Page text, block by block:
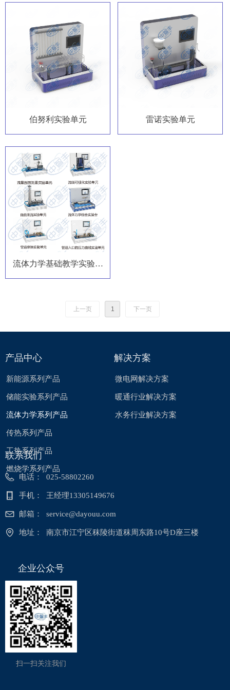
伯努利实验单元 雷诺实验单元
流体力学基础教学实验系
上一页 1 下一页
产品中心
新能源系列产品
储能实验系列产品
流体力学系列产品
传热系列产品
工热系列产品
燃烧学系列产品
解决方案
微电网解决方案
暖通行业解决方案
水务行业解决方案
联系我们
电话： 025-58802260
手机： 王经理13305149676
邮箱： service@dayouu.com
地址： 南京市江宁区秣陵街道秣周东路10号D座三楼
扫一扫关注我们
企业公众号